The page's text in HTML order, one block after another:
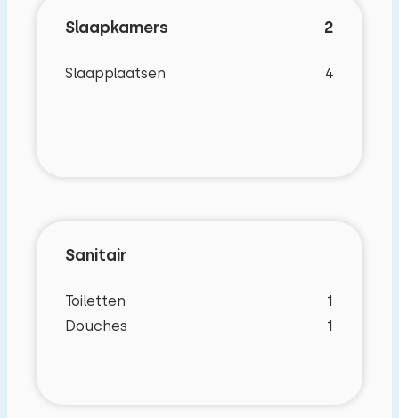
Slaapkamers 2
Slaapplaatsen 4
Sanitair
Toiletten
1
Douches
1